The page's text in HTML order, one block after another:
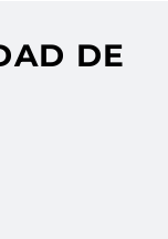
DE